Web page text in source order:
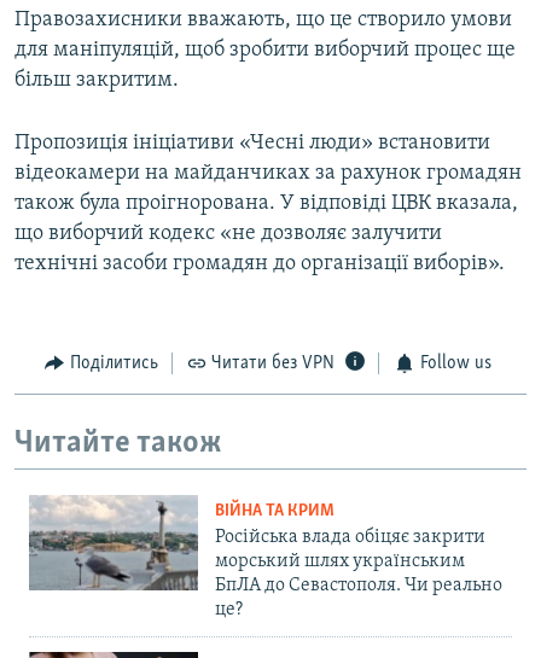
Правозахисники вважають, що це створило умови
для маніпуляцій, щоб зробити виборчий процес ще
більш закритим.
Пропозиція ініціативи «Чесні люди» встановити
відеокамери на майданчиках за рахунок громадян
також була проігнорована. У відповіді ЦВК вказала,
що виборчий кодекс «не дозволяє залучити
технічні засоби громадян до організації виборів».
Поділитись Читати без VPN Follow us
Читайте також
ВІЙНА ТА КРИМ
Російська влада обіцяє закрити
морський шлях українським
БпЛА до Севастополя. Чи реально
це?